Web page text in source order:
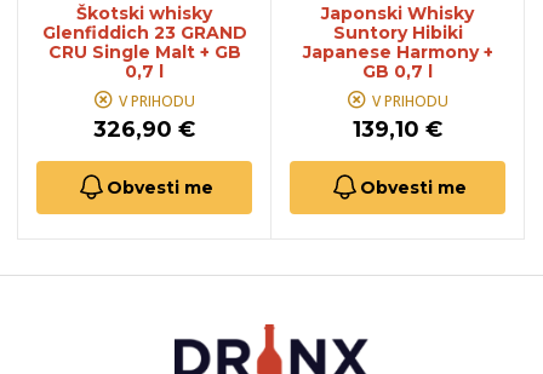
Škotski whisky
Glenfiddich 23 GRAND
CRU Single Malt + GB
0,7 l
V PRIHODU
326,90 €
Obvesti me
Japonski Whisky
Suntory Hibiki
Japanese Harmony +
GB 0,7 l
V PRIHODU
139,10 €
Obvesti me